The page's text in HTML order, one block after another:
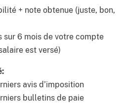
+ note obtenue (juste, bon,
sur 6 mois de votre compte
est versé)
avis d’imposition
bulletins de paie